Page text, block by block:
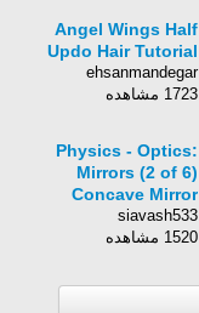
Angel Wings Half
Updo Hair Tutorial
ehsanmandegar
1723 مشاهده
Physics - Optics:
Mirrors (2 of 6)
Concave Mirror
siavash533
1520 مشاهده